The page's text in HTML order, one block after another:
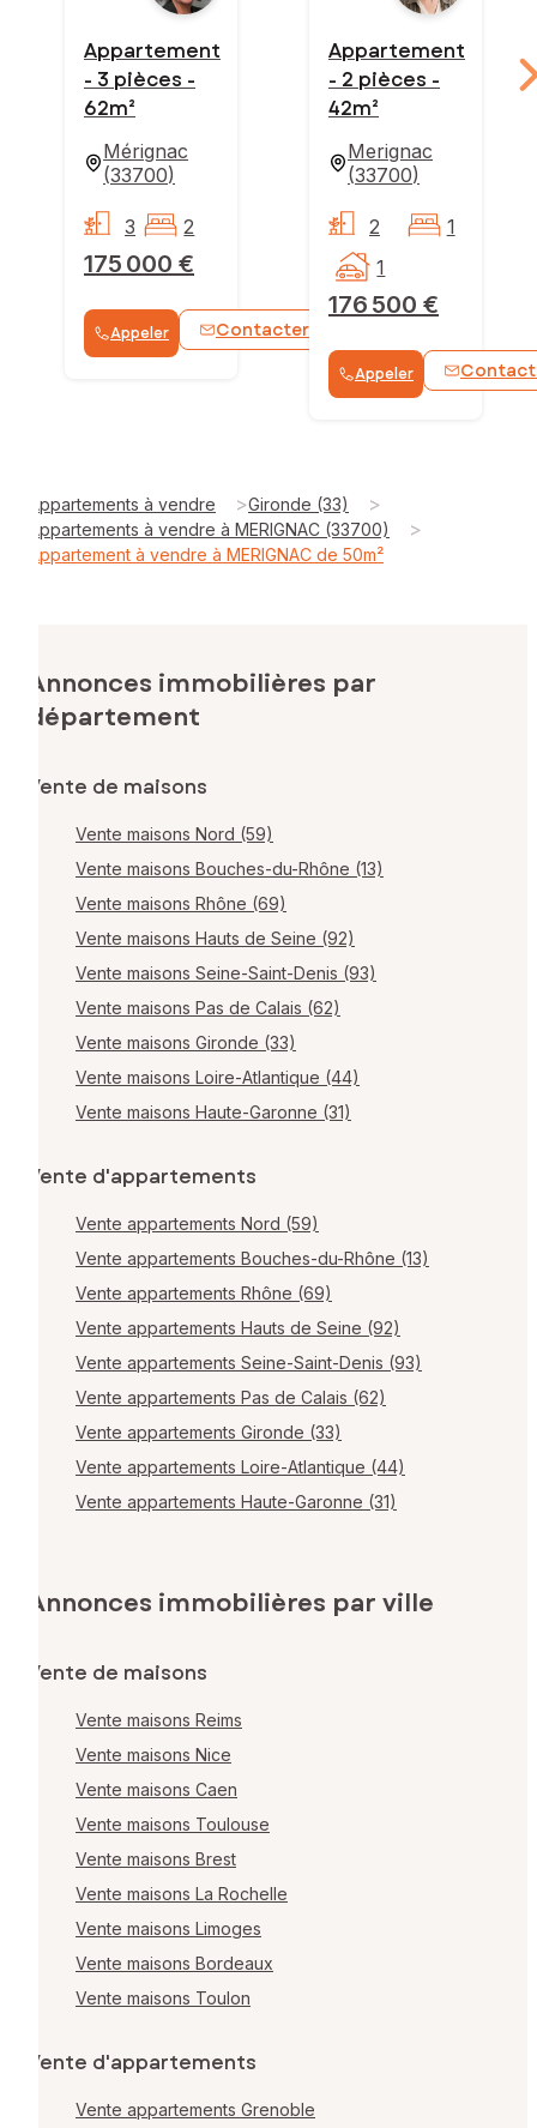
Appartement
- 3 pièces -
62m²
Mérignac
(33700)
175 000 €
3 2
Appeler Contacter
Appartement
- 2 pièces -
42m²
Merignac
(33700)
176 500 €
2
1
1
Appeler
Appartements à vendre >Gironde (33) >
Appartements à vendre à MERIGNAC (33700) >
Appartement à vendre à MERIGNAC de 50m²
Annonces immobilières par
département
Vente de maisons
Vente maisons Nord (59)
Vente maisons Bouches-du-Rhône (13)
Vente maisons Rhône (69)
Vente maisons Hauts de Seine (92)
Vente maisons Seine-Saint-Denis (93)
Vente maisons Pas de Calais (62)
Vente maisons Gironde (33)
Vente maisons Loire-Atlantique (44)
Vente maisons Haute-Garonne (31)
Vente d'appartements
Vente appartements Nord (59)
Vente appartements Bouches-du-Rhône (13)
Vente appartements Rhône (69)
Vente appartements Hauts de Seine (92)
Vente appartements Seine-Saint-Denis (93)
Vente appartements Pas de Calais (62)
Vente appartements Gironde (33)
Vente appartements Loire-Atlantique (44)
Vente appartements Haute-Garonne (31)
Annonces immobilières par ville
Vente de maisons
Vente maisons Reims
Vente maisons Nice
Vente maisons Caen
Vente maisons Toulouse
Vente maisons Brest
Vente maisons La Rochelle
Vente maisons Limoges
Vente maisons Bordeaux
Vente maisons Toulon
Vente d'appartements
Vente appartements Grenoble